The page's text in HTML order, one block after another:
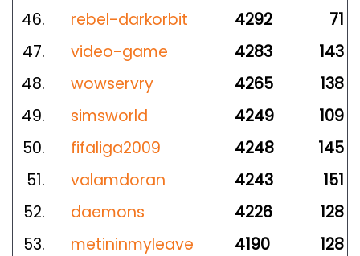
46. rebel-darkorbit 4292
71
47.
video-game 4283
143
48.
wowservry 4265
138
49.
simsworld 4249
109
50.
fifaliga2009 4248
145
51.
valamdoran 4243
151
52.
daemons 4226
128
53.
metininmyleave 4190
128